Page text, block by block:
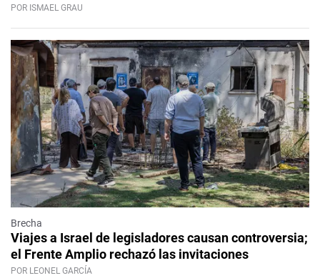
POR ISMAEL GRAU
Brecha
Viajes a Israel de legisladores causan controversia;
el Frente Amplio rechazó las invitaciones
POR LEONEL GARCÍA